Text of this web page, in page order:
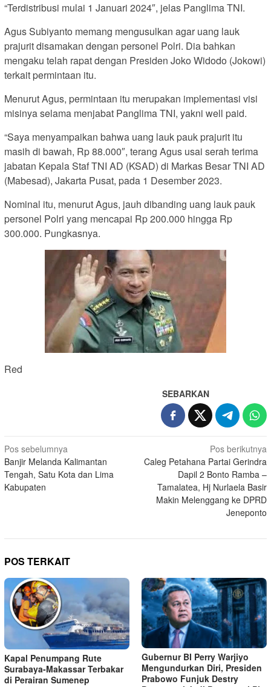
“Terdistribusi mulai 1 Januari 2024″, jelas Panglima TNI.
Agus Subiyanto memang mengusulkan agar uang lauk
prajurit disamakan dengan personel Polri. Dia bahkan
mengaku telah rapat dengan Presiden Joko Widodo (Jokowi)
terkait permintaan itu.
Menurut Agus, permintaan itu merupakan implementasi visi
misinya selama menjabat Panglima TNI, yakni well paid.
“Saya menyampaikan bahwa uang lauk pauk prajurit itu
masih di bawah, Rp 88.000″, terang Agus usai serah terima
jabatan Kepala Staf TNI AD (KSAD) di Markas Besar TNI AD
(Mabesad), Jakarta Pusat, pada 1 Desember 2023.
Nominal itu, menurut Agus, jauh dibanding uang lauk pauk
personel Polri yang mencapai Rp 200.000 hingga Rp
300.000. Pungkasnya.
Red
SEBARKAN
Navigasi
pos
Pos sebelumnya
Banjir Melanda Kalimantan
Tengah, Satu Kota dan Lima
Kabupaten
Pos berikutnya
Caleg Petahana Partai Gerindra
Dapil 2 Bonto Ramba –
Tamalatea, Hj Nurlaela Basir
Makin Melenggang ke DPRD
Jeneponto
POS TERKAIT
Kapal Penumpang Rute
Surabaya-Makassar Terbakar
di Perairan Sumenep
Gubernur BI Perry Warjiyo
Mengundurkan Diri, Presiden
Prabowo Funjuk Destry